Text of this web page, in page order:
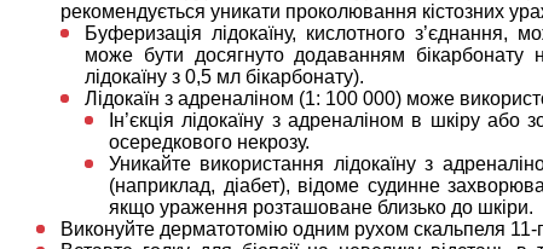
рекомендується уникати проколювання кістозних
Буферизація лідокаїну, кислотного з’єднання,
може бути досягнуто додаванням
лідокаїну з 0,5 мл бікарбонату).
Лідокаїн з адреналіном (1: 100 000) може
Ін’єкція лідокаїну з адреналіном в шкіру
осередкового некрозу.
Уникайте використання лідокаїну з
(наприклад, діабет), відоме судинне
якщо ураження розташоване близько до шкіри.
Виконуйте дерматотомію одним рухом скальпеля 11-